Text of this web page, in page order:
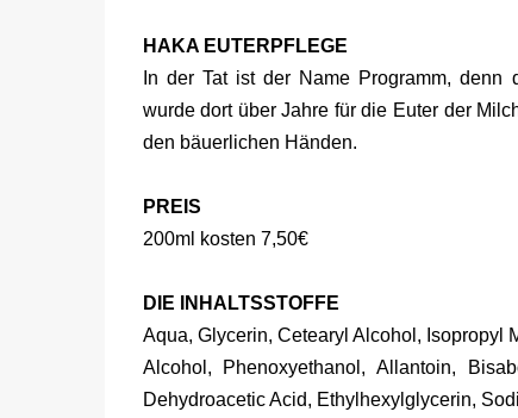
HAKA EUTERPFLEGE
In der Tat ist der Name Programm, denn
wurde dort über Jahre für die Euter der
den bäuerlichen Händen.
PREIS
200ml kosten 7,50€
DIE INHALTSSTOFFE
Aqua, Glycerin, Cetearyl Alcohol, Isopropyl
Alcohol, Phenoxyethanol, Allantoin,
Dehydroacetic Acid, Ethylhexylglycerin,